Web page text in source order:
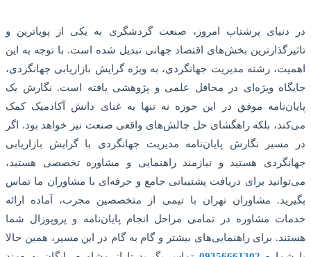
در دنیای پرشتاب امروز، صنعت گردشگری به یکی از پویاترین و
تاثیرگذارترین بخش‌های اقتصاد جهانی تبدیل شده است. با توجه به این
اهمیت، رشته مدیریت جهانگردی، به ویژه گرایش بازاریابی جهانگردی،
جایگاه ویژه‌ای در محافل علمی و پژوهشی یافته است. نگارش یک
پایان‌نامه موفق در این حوزه نه تنها به غنای دانش آکادمیک کمک
می‌کند، بلکه راهگشای حل چالش‌های واقعی صنعت نیز خواهد بود. اگر
در مسیر نگارش پایان‌نامه مدیریت جهانگردی با گرایش بازاریابی
جهانگردی هستید و نیازمند راهنمایی و مشاوره تخصصی هستید،
می‌توانید برای دریافت پشتیبانی جامع و حرفه‌ای با مشاوران ما تماس
بگیرید. مشاوران تهران با تیمی از متخصصین مجرب، آماده ارائه
خدمات مشاوره در تمامی مراحل انجام پایان‌نامه و پروپوزال شما
هستند. برای راهنمایی‌های بیشتر و گام به گام در این مسیر، همین حالا